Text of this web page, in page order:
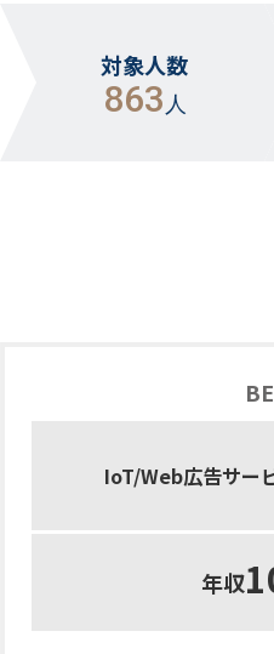
対象人数
863 人
IoT/Web広告サー
年収